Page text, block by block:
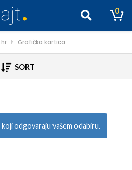
0
Grafička kartica
SORT
odgovaraju vašem odabiru.